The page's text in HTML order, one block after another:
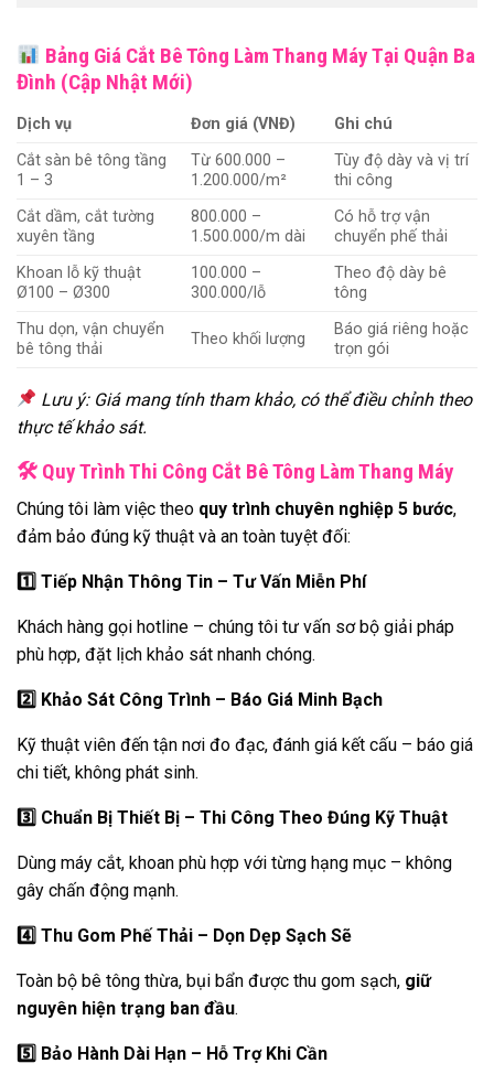
Bảng Giá Cắt Bê Tông Làm Thang Máy Tại Quận Ba
Đình (Cập Nhật Mới)
Dịch vụ Đơn giá (VNĐ)
Ghi chú
Cắt sàn bê tông tầng
1 – 3
Từ 600.000 –
1.200.000/m²
Tùy độ dày và vị trí
thi công
Cắt dầm, cắt tường
xuyên tầng
800.000 –
1.500.000/m dài
Có hỗ trợ vận
chuyển phế thải
Khoan lỗ kỹ thuật
Ø100 – Ø300
100.000 –
300.000/lỗ
Theo độ dày bê
tông
Thu dọn, vận chuyển
bê tông thải
Theo khối lượng
Báo giá riêng hoặc
trọn gói
Lưu ý: Giá mang tính tham khảo, có thể điều chỉnh theo
thực tế khảo sát.
🛠 Quy Trình Thi Công Cắt Bê Tông Làm Thang Máy
Chúng tôi làm việc theo quy trình chuyên nghiệp 5 bước,
đảm bảo đúng kỹ thuật và an toàn tuyệt đối:
1️ Tiếp Nhận Thông Tin – Tư Vấn Miễn Phí
Khách hàng gọi hotline – chúng tôi tư vấn sơ bộ giải pháp
phù hợp, đặt lịch khảo sát nhanh chóng.
2️ Khảo Sát Công Trình – Báo Giá Minh Bạch
Kỹ thuật viên đến tận nơi đo đạc, đánh giá kết cấu – báo giá
chi tiết, không phát sinh.
3️ Chuẩn Bị Thiết Bị – Thi Công Theo Đúng Kỹ Thuật
Dùng máy cắt, khoan phù hợp với từng hạng mục – không
gây chấn động mạnh.
4️ Thu Gom Phế Thải – Dọn Dẹp Sạch Sẽ
Toàn bộ bê tông thừa, bụi bẩn được thu gom sạch, giữ
nguyên hiện trạng ban đầu.
5️ Bảo Hành Dài Hạn – Hỗ Trợ Khi Cần